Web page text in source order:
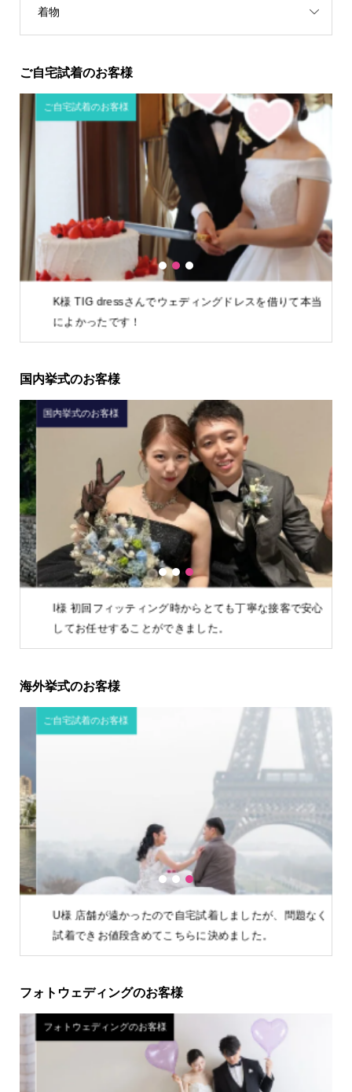
着物
ご自宅試着のお客様
K様 TIG dressさんでウェディングドレスを借りて本当
によかったです！
ご自宅試着のお客様
1 2 3
国内挙式のお客様
I様 初回フィッティング時からとても丁寧な接客で安心
してお任せすることができました。
国内挙式のお客様
1 2 3
海外挙式のお客様
U様 店舗が遠かったので自宅試着しましたが、問題なく
試着できお値段含めてこちらに決めました。
ご自宅試着のお客様
1 2 3
フォトウェディングのお客様
フォトウェディングのお客様